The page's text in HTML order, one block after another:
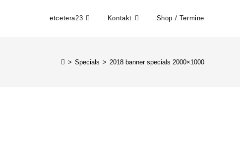
etcetera23 Kontakt Shop / Termine
> Specials > 2018 banner specials 2000×1000